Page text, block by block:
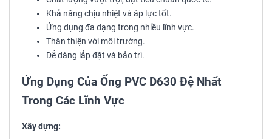
Khả năng chịu nhiệt và áp lực tốt.
Ứng dụng đa dạng trong nhiều lĩnh vực.
Thân thiện với môi trường.
Dễ dàng lắp đặt và bảo trì.
Ứng Dụng Của Ống PVC D630 Đệ Nhất
Trong Các Lĩnh Vực
Xây dựng: